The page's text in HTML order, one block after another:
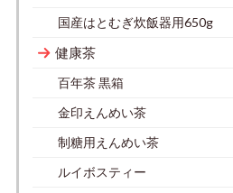
国産はとむぎ炊飯器用650g
健康茶
百年茶 黒箱
金印えんめい茶
制糖用えんめい茶
ルイボスティー